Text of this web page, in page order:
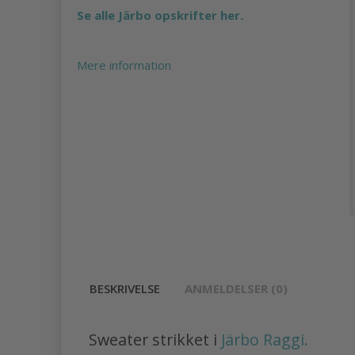
Se alle Järbo opskrifter her.
Mere information
BESKRIVELSE ANMELDELSER (0)
Sweater strikket i Järbo Raggi.